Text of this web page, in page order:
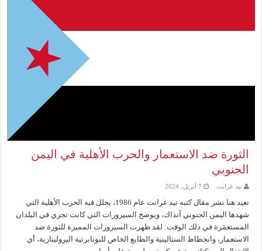
الثورة ضد الاستعمار والحرب الأهلية في اليمن
الجنوبي
تيد غرانت 7 أبريل، 2024
نعيد هنا نشر مقال كتبه تيد غرانت عام 1986، يحلل فيه الحرب الأهلية التي
شهدها اليمن الجنوبي آنذاك، ويوضح السيرورات التي كانت تجري في البلدان
المستعمَرة في ذلك الوقت: لقد ظهرت السيرورات المميزة للثورة ضد
الاستعمار، وانحطاط الستالينية والطابع الخاص للبونابرتية البروليتارية، أي